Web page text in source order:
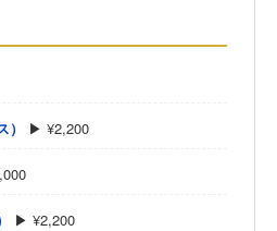
▶ ¥2,200
▶ ¥2,200